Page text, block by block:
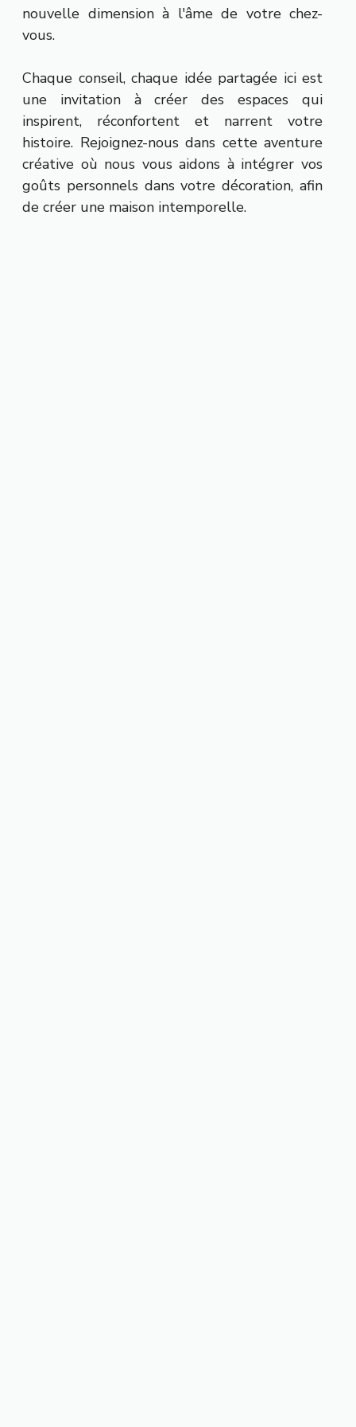
nouvelle dimension à l'âme de votre chez-
vous.
Chaque conseil, chaque idée partagée ici est
une invitation à créer des espaces qui
inspirent, réconfortent et narrent votre
histoire. Rejoignez-nous dans cette aventure
créative où nous vous aidons à intégrer vos
goûts personnels dans votre décoration, afin
de créer une maison intemporelle.